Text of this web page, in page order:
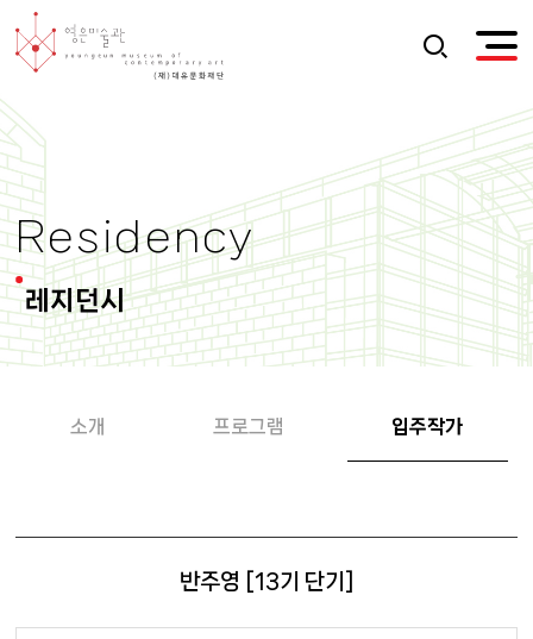
Residency
레지던시
소개 프로그램 입주작가
반주영 [13기 단기]